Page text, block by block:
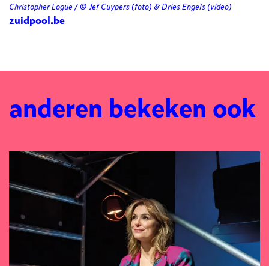
Christopher Logue / © Jef Cuypers (foto) & Dries Engels (video)
zuidpool.be
anderen bekeken ook